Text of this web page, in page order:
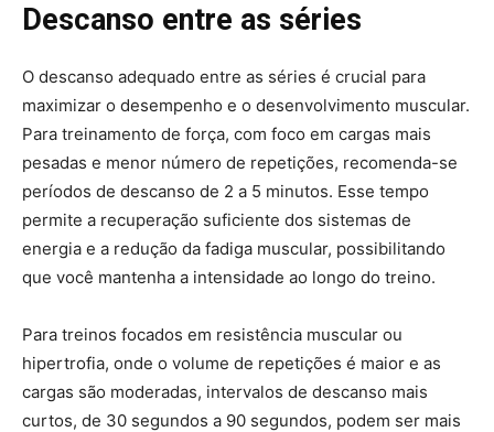
Descanso entre as séries
O descanso adequado entre as séries é crucial para
maximizar o desempenho e o desenvolvimento muscular.
Para treinamento de força, com foco em cargas mais
pesadas e menor número de repetições, recomenda-se
períodos de descanso de 2 a 5 minutos. Esse tempo
permite a recuperação suficiente dos sistemas de
energia e a redução da fadiga muscular, possibilitando
que você mantenha a intensidade ao longo do treino.
Para treinos focados em resistência muscular ou
hipertrofia, onde o volume de repetições é maior e as
cargas são moderadas, intervalos de descanso mais
curtos, de 30 segundos a 90 segundos, podem ser mais